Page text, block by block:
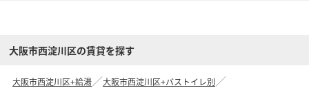
大阪市西淀川区の賃貸を探す
大阪市西淀川区+給湯
大阪市西淀川区+バストイレ別